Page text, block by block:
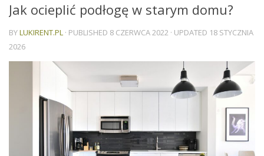
Jak ocieplić podłogę w starym domu?
BYLUKIRENT.PL · PUBLISHED 8 CZERWCA 2022 · UPDATED 18 STYCZNIA
2026